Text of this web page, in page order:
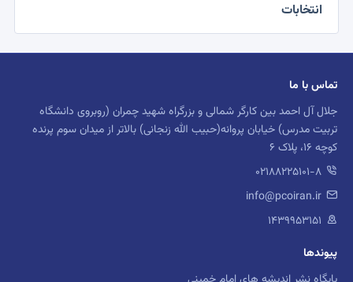
انتخابات
تماس با ما
جلال آل احمد بین کارگر شمالی و بزرگراه شهید چمران (روبروی دانشگاه
تربیت مدرس) خیابان پروانه(حبیب الله زنجانی) بالاتر از میدان سوم پرنده
کوچه 16، پلاک 6
02188225101-8
info@pcoiran.ir
۱۴۳۹۹۵۳۱۵۱
پیوندها